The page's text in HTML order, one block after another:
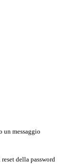
un messaggio
della password